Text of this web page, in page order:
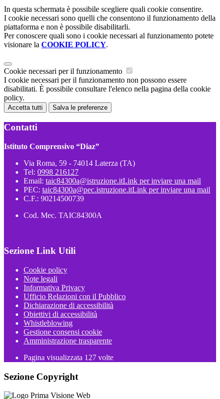
In questa schermata è possibile scegliere quali cookie consentire.
I cookie necessari sono quelli che consentono il funzionamento della
piattaforma e non è possibile disabilitarli.
Per conoscere quali sono i cookie necessari al funzionamento potete
visionare la COOKIE POLICY.
Cookie necessari per il funzionamento
I cookie necessari per il funzionamento non possono essere
disabilitati. È possibile consultare l'elenco nella pagina della cookie
policy.
Accetta tutti Salva le preferenze
Contatti
Istituto Comprensivo “Diaz”
Via Roma, 59 - 74014 Laterza (TA)
Tel: 0998 216127
Email: taic84300a@istruzione.itLink per inviare una mail
PEC: taic84300a@pec.istruzione.itLink per inviare una mail
C.F.: 90214500739
Cod. Mec. TAIC84300A
Sezione Link Utili
Cookie policy
Note legali
Informativa Privacy
Ufficio Relazioni con il Pubblico
Dichiarazione di accessibilità
Obiettivi di accessibilità
Whistleblowing
Gestione consensi cookie
Amministrazione trasparente
Pagina visualizzata 127 volte
Sezione Copyright